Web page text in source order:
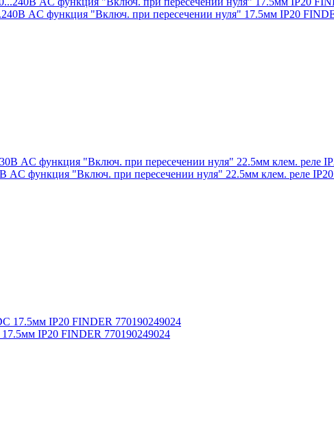
AC функция "Включ. при пересечении нуля" 17.5мм IP20
AC функция "Включ. при пересечении нуля" 22.5мм клем. реле
IP20 FINDER 770190249024